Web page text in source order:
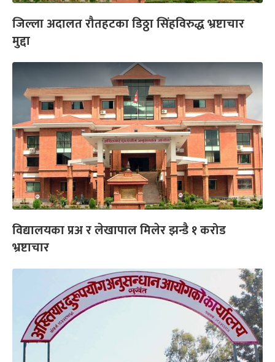
जिल्ला अदालत रौतहटका डिठ्ठा सिंहविरुद्ध भ्रष्टाचार
मुद्दा
विद्यालयका प्रअ र लेखापाल मिलेर झन्डै १ करोड
भ्रष्टाचार